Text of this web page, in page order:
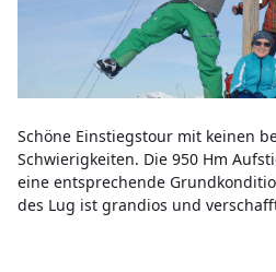
Schöne Einstiegstour mit keinen
Schwierigkeiten. Die 950 Hm
eine entsprechende
des Lug ist grandios und